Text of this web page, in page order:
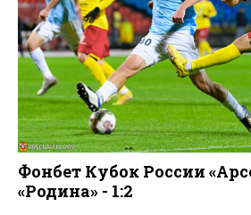
Фонбет Кубок России
«Родина» - 1:2